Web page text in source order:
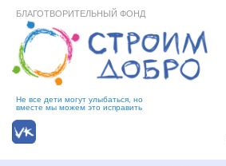
БЛАГОТВОРИТЕЛЬНЫЙ ФОНД
Не все дети могут улыбаться, но
вместе мы можем это исправить